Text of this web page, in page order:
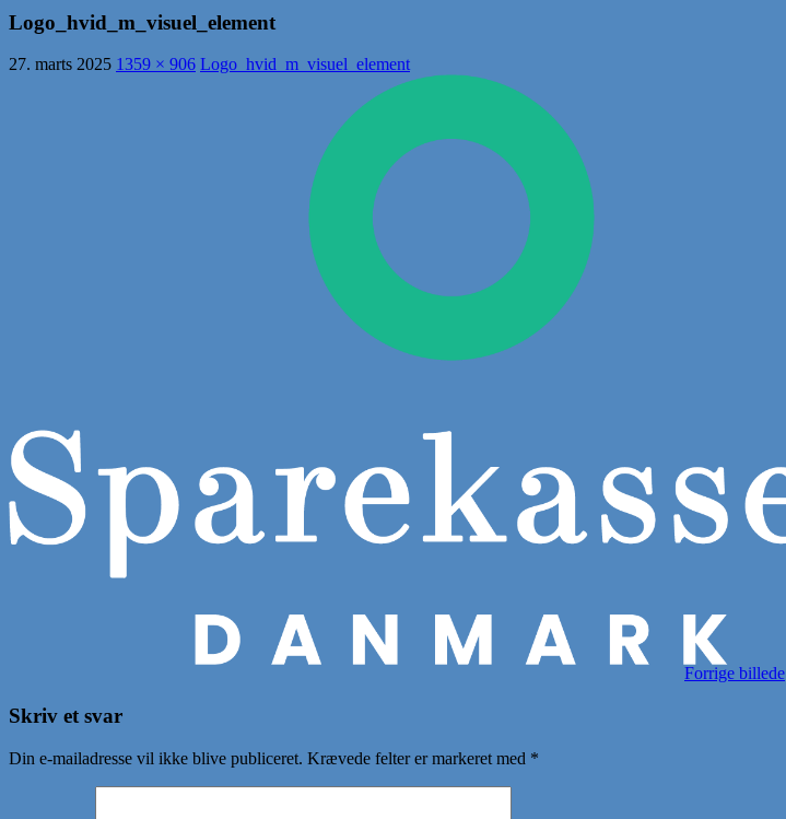
Logo_hvid_m_visuel_element
27. marts 2025 1359 × 906 Logo_hvid_m_visuel_element
Forrige billede
Skriv et svar
Din e-mailadresse vil ikke blive publiceret. Krævede felter er markeret med *